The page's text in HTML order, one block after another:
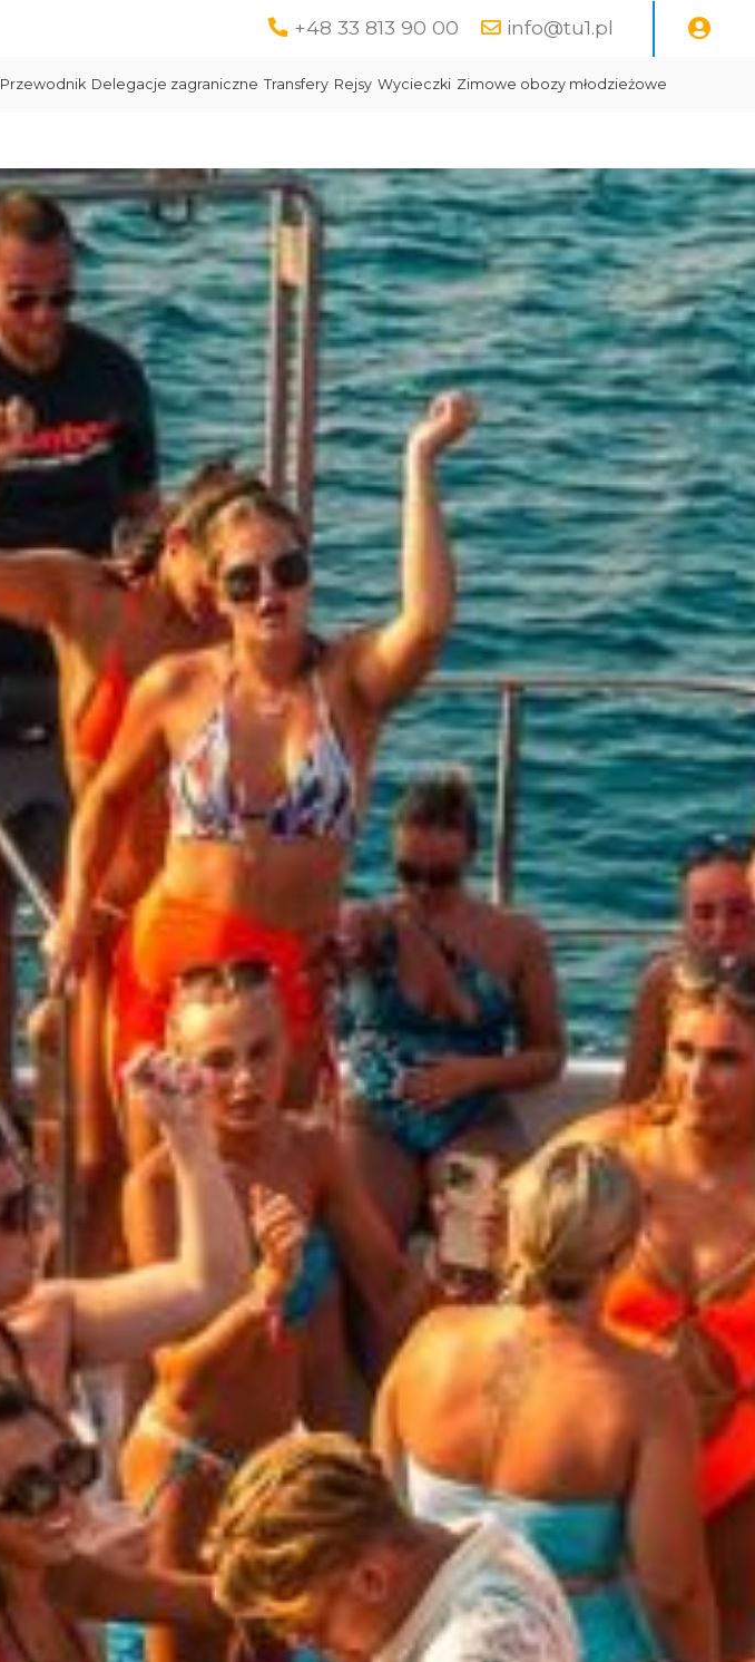
+48 33 813 90 00 info@tu1.pl
Przewodnik Delegacje zagraniczne Transfery Rejsy Wycieczki Zimowe obozy młodzieżowe